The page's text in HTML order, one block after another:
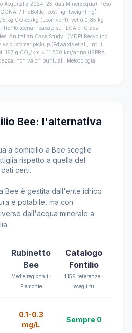
Acquitalia 2024-25, dati Mineracqua). Peso
/ InaBottle, post-lightweighting).
kg CO₂eq/kg (Ecoinvent), vetro 0,85 kg
scenari basato su "LCA of Glass
An Italian Case Study" (MDPI Recycling
customer pickup (Edwards et al., Int. J.
167 g CO₂/km × 11.200 km/anno (ISPRA
non valori puntuali. Metodologia
Bee: l'alternativa
a domicilio a Bee sceglie
rispetto a quella del
certi.
Bee è gestita dall'ente idrico
e potabile, ma con
dall'acqua minerale a
Rubinetto
Bee
Medie regionali ·
Piemonte
Catalogo
Fontilio
1.156 referenze ·
scegli tu
0.1-0.3
mg/L
Sempre 0